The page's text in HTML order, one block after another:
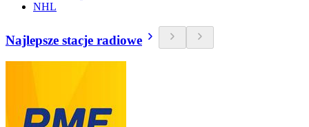
NHL
Najlepsze stacje radiowe